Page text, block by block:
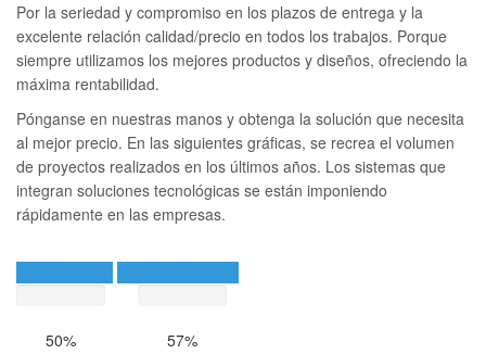
Por la seriedad y compromiso en los plazos de entrega y la
excelente relación calidad/precio en todos los trabajos. Porque
siempre utilizamos los mejores productos y diseños, ofreciendo la
máxima rentabilidad.
Pónganse en nuestras manos y obtenga la solución que necesita
al mejor precio. En las siguientes gráficas, se recrea el volumen
de proyectos realizados en los últimos años. Los sistemas que
integran soluciones tecnológicas se están imponiendo
rápidamente en las empresas.
50% 57%